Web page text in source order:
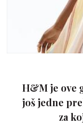
H&M je ove
još jedne
za